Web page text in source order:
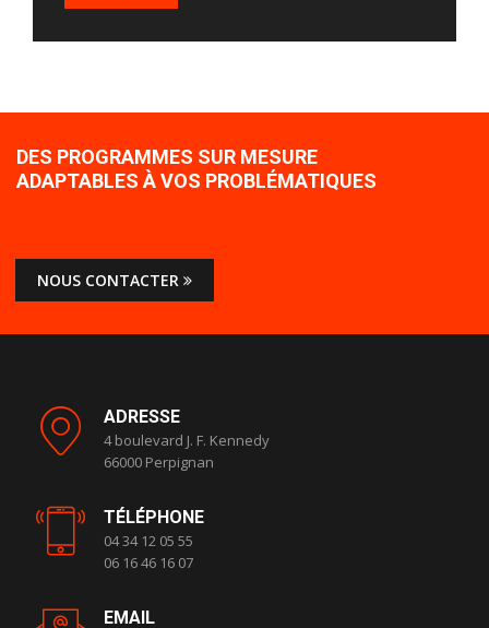
DES PROGRAMMES SUR MESURE
ADAPTABLES À VOS PROBLÉMATIQUES
NOUS CONTACTER
ADRESSE
4 boulevard J. F. Kennedy
66000 Perpignan
TÉLÉPHONE
04 34 12 05 55
06 16 46 16 07
EMAIL